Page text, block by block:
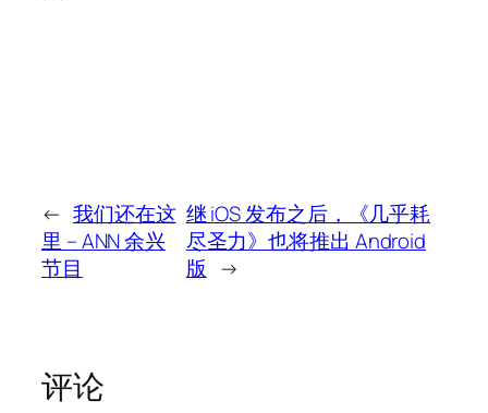
← 我们还在这
里 – ANN 余兴
节目
继 iOS 发布之后，《几乎耗
尽圣力》也将推出 Android
版 →
评论